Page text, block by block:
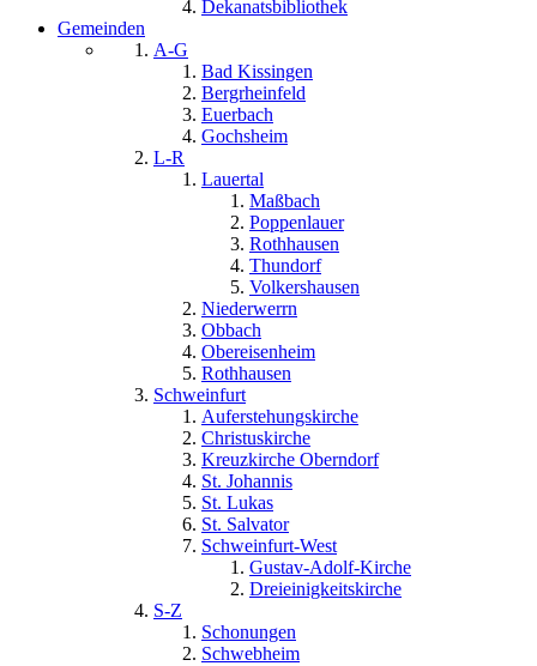
Dekanatsbibliothek
Gemeinden
A-G
Bad Kissingen
Bergrheinfeld
Euerbach
Gochsheim
L-R
Lauertal
Maßbach
Poppenlauer
Rothhausen
Thundorf
Volkershausen
Niederwerrn
Obbach
Obereisenheim
Rothhausen
Schweinfurt
Auferstehungskirche
Christuskirche
Kreuzkirche Oberndorf
St. Johannis
St. Lukas
St. Salvator
Schweinfurt-West
Gustav-Adolf-Kirche
Dreieinigkeitskirche
S-Z
Schonungen
Schwebheim